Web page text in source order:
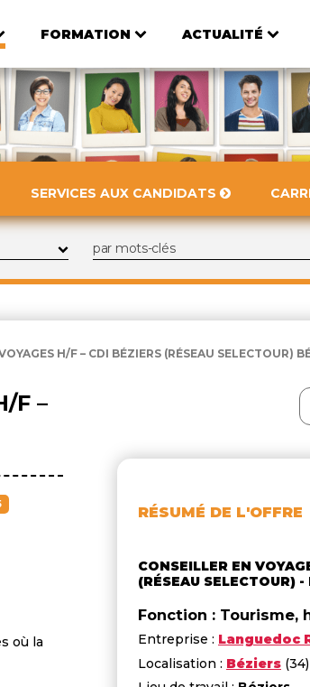
FORMATION ACTUALITÉ
SERVICES AUX CANDIDATS
H/F – CDI BÉZIERS (RÉSEAU SELECTOUR)
RÉSUMÉ DE L'OFFRE
CONSEILLER EN
(RÉSEAU SELECTOUR) -
Fonction : Tourisme,
Entreprise : Languedoc
Localisation : Béziers (34)
F –
où la